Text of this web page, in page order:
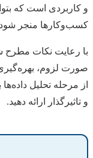
و کاربردی است که
کسب‌وکارها منجر
با رعایت نکات مطرح
صورت لزوم،
از مرحله تحلیل
و تاثیرگذار ارائه دهید.